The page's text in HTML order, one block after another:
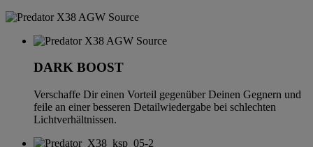
DARK BOOST
Verschaffe Dir einen Vorteil gegenüber Deinen Gegnern und
feile an einer besseren Detailwiedergabe bei schlechten
Lichtverhältnissen.